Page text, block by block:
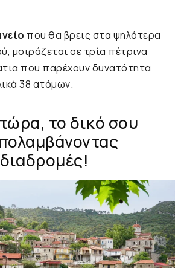
που θα βρεις στα ψηλότερα
μοιράζεται σε τρία πέτρινα
που παρέχουν δυνατότητα
38 ατόμων.
το δικό σου